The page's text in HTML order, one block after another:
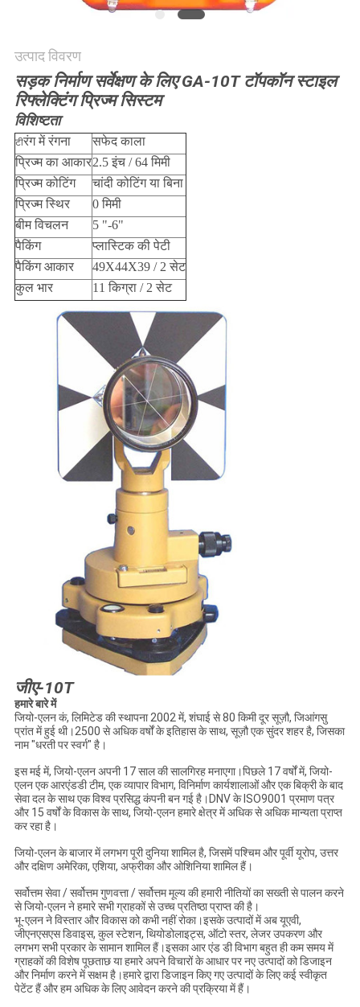
उत्पाद विवरण
सड़क निर्माण सर्वेक्षण के लिए GA-10T टॉपकॉन स्टाइल
रिफ्लेक्टिंग प्रिज्म सिस्टम
विशिष्टता
टीरंग में रंगना
सफेद काला
प्रिज्म का आकार2.5 इंच / 64 मिमी
प्रिज्म कोटिंग
चांदी कोटिंग या बिना
प्रिज्म स्थिर
0 मिमी
बीम विचलन
5 "-6"
पैकिंग
प्लास्टिक की पेटी
पैकिंग आकार
49X44X39 / 2 सेट
कुल भार
11 किग्रा / 2 सेट
जीए-10T
हमारे बारे में
जियो-एलन कं, लिमिटेड की स्थापना 2002 में, शंघाई से 80 किमी दूर सूज़ौ, जिआंगसु
प्रांत में हुई थी।2500 से अधिक वर्षों के इतिहास के साथ, सूज़ौ एक सुंदर शहर है, जिसका
नाम "धरती पर स्वर्ग" है।
इस मई में, जियो-एलन अपनी 17 साल की सालगिरह मनाएगा।पिछले 17 वर्षों में, जियो-
एलन एक आरएंडडी टीम, एक व्यापार विभाग, विनिर्माण कार्यशालाओं और एक बिक्री के बाद
सेवा दल के साथ एक विश्व प्रसिद्ध कंपनी बन गई है।DNV के ISO9001 प्रमाण पत्र
और 15 वर्षों के विकास के साथ, जियो-एलन हमारे क्षेत्र में अधिक से अधिक मान्यता प्राप्त
कर रहा है।
जियो-एलन के बाजार में लगभग पूरी दुनिया शामिल है, जिसमें पश्चिम और पूर्वी यूरोप, उत्तर
और दक्षिण अमेरिका, एशिया, अफ्रीका और ओशिनिया शामिल हैं।
सर्वोत्तम सेवा / सर्वोत्तम गुणवत्ता / सर्वोत्तम मूल्य की हमारी नीतियों का सख्ती से पालन करने
से जियो-एलन ने हमारे सभी ग्राहकों से उच्च प्रतिष्ठा प्राप्त की है।
भू-एलन ने विस्तार और विकास को कभी नहीं रोका।इसके उत्पादों में अब यूएवी,
जीएनएसएस डिवाइस, कुल स्टेशन, थियोडोलाइट्स, ऑटो स्तर, लेजर उपकरण और
लगभग सभी प्रकार के सामान शामिल हैं।इसका आर एंड डी विभाग बहुत ही कम समय में
ग्राहकों की विशेष पूछताछ या हमारे अपने विचारों के आधार पर नए उत्पादों को डिजाइन
और निर्माण करने में सक्षम है।हमारे द्वारा डिजाइन किए गए उत्पादों के लिए कई स्वीकृत
पेटेंट हैं और हम अधिक के लिए आवेदन करने की प्रक्रिया में हैं।